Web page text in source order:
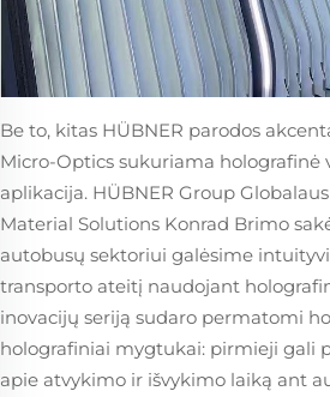
Be to, kitas HÜBNER parodos
Micro-Optics sukuriama holografinė
aplikacija. HÜBNER Group
Material Solutions Konrad Brimo
autobusų sektoriui galėsime
transporto ateitį naudojant
inovacijų seriją sudaro permatomi
holografiniai mygtukai: pirmieji gali
apie atvykimo ir išvykimo laiką ant